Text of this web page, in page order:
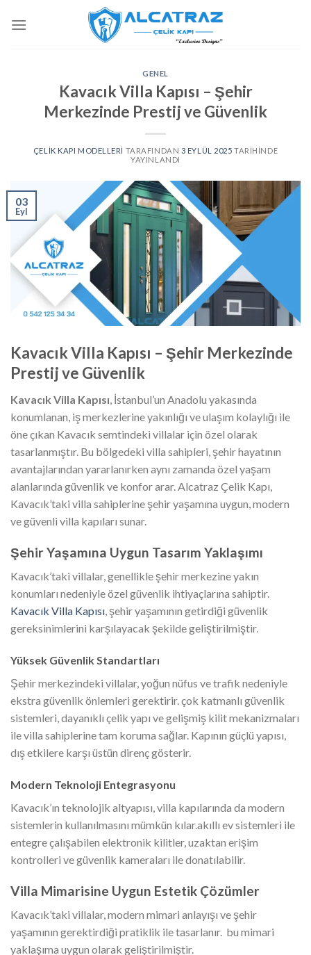
atla
GENEL
Kavacık Villa Kapısı – Şehir
Merkezinde Prestij ve Güvenlik
ÇELIK KAPI MODELLERI TARAFINDAN 3 EYLÜL 2025 TARIHINDE
YAYINLANDI
03
Eyl
Kavacık Villa Kapısı – Şehir Merkezinde
Prestij ve Güvenlik
Kavacık Villa Kapısı , İstanbul’un Anadolu yakasında
konumlanan, iş merkezlerine yakınlığı ve ulaşım kolaylığı ile
öne çıkan Kavacık semtindeki villalar için özel olarak
tasarlanmıştır. Bu bölgedeki villa sahipleri, şehir hayatının
avantajlarından yararlanırken aynı zamanda özel yaşam
alanlarında güvenlik ve konfor arar. Alcatraz Çelik Kapı,
Kavacık’taki villa sahiplerine şehir yaşamına uygun, modern
ve güvenli villa kapıları sunar.
Şehir Yaşamına Uygun Tasarım Yaklaşımı
Kavacık’taki villalar, genellikle şehir merkezine yakın
konumları nedeniyle özel güvenlik ihtiyaçlarına sahiptir.
Kavacık Villa Kapısı, şehir yaşamının getirdiği güvenlik
gereksinimlerini karşılayacak şekilde geliştirilmiştir.
Yüksek Güvenlik Standartları
Şehir merkezindeki villalar, yoğun nüfus ve trafik nedeniyle
ekstra güvenlik önlemleri gerektirir. çok katmanlı güvenlik
sistemleri, dayanıklı çelik yapı ve gelişmiş kilit mekanizmaları
ile villa sahiplerine tam koruma sağlar. Kapının güçlü yapısı,
dış etkilere karşı üstün direnç gösterir.
Modern Teknoloji Entegrasyonu
Kavacık’ın teknolojik altyapısı, villa kapılarında da modern
sistemlerin kullanılmasını mümkün kılar.akıllı ev sistemleri ile
entegre çalışabilen elektronik kilitler, uzaktan erişim
kontrolleri ve güvenlik kameraları ile donatılabilir.
Villa Mimarisine Uygun Estetik Çözümler
Kavacık’taki villalar, modern mimari anlayışı ve şehir
yaşamının gerektirdiği pratiklik ile tasarlanır. bu mimari
yaklaşıma uygun olarak geliştirilmiştir.